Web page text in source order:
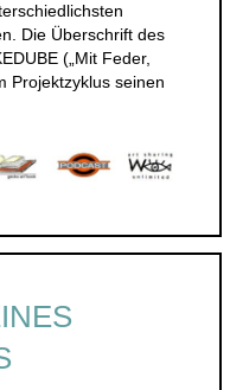
Die Überschrift des
(„Mit Feder,
Projektzyklus seinen